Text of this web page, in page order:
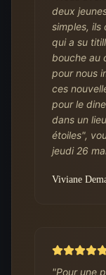
deux
simples, ils
qui a su
bouche au
pour nous
ces
pour le
dans un
étoiles",
jeudi 26
Viviane
"Pour une